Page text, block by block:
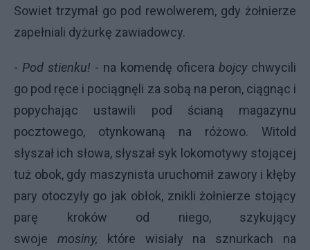
Sowiet trzymał go pod rewolwerem, gdy żołnierze
zapełniali dyżurkę zawiadowcy.
- Pod stienku! - na komendę oficera bojcy chwycili
go pod ręce i pociągnęli za sobą na peron, ciągnąc i
popychając ustawili pod ścianą magazynu
pocztowego, otynkowaną na różowo. Witold
słyszał ich słowa, słyszał syk lokomotywy stojącej
tuż obok, gdy maszynista uruchomił zawory i kłęby
pary otoczyły go jak obłok, znikli żołnierze stojący
parę kroków od niego, szykujący
swoje mosiny, które wisiały na sznurkach na